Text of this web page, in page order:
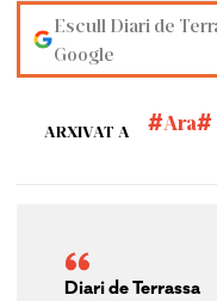
Escull Diari de
Google
ARXIVAT A Ara
Diari de Terrassa